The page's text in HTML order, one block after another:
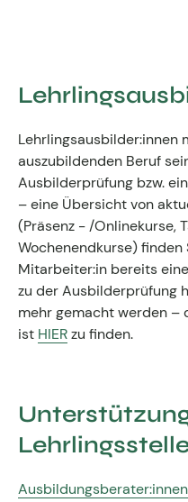
Lehrlingsausbilder:innen
auszubildenden Beruf
Ausbilderprüfung bzw.
– eine Übersicht von
(Präsenz - /Onlinekurse,
Wochenendkurse) finden
Mitarbeiter:in bereits
zu der Ausbilderprüfung
mehr gemacht werden –
ist HIERzu finden.
Ausbildungsberater:innen